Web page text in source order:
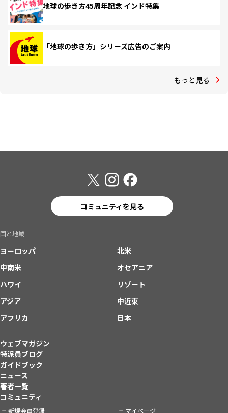
地球の歩き方45周年記念 インド特集
「地球の歩き方」シリーズ広告のご案内
もっと見る
コミュニティを見る
国と地域
ヨーロッパ
北米
中南米
オセアニア
ハワイ
リゾート
アジア
中近東
アフリカ
日本
ウェブマガジン
特派員ブログ
ガイドブック
ニュース
著者一覧
コミュニティ
新規会員登録 マイページ